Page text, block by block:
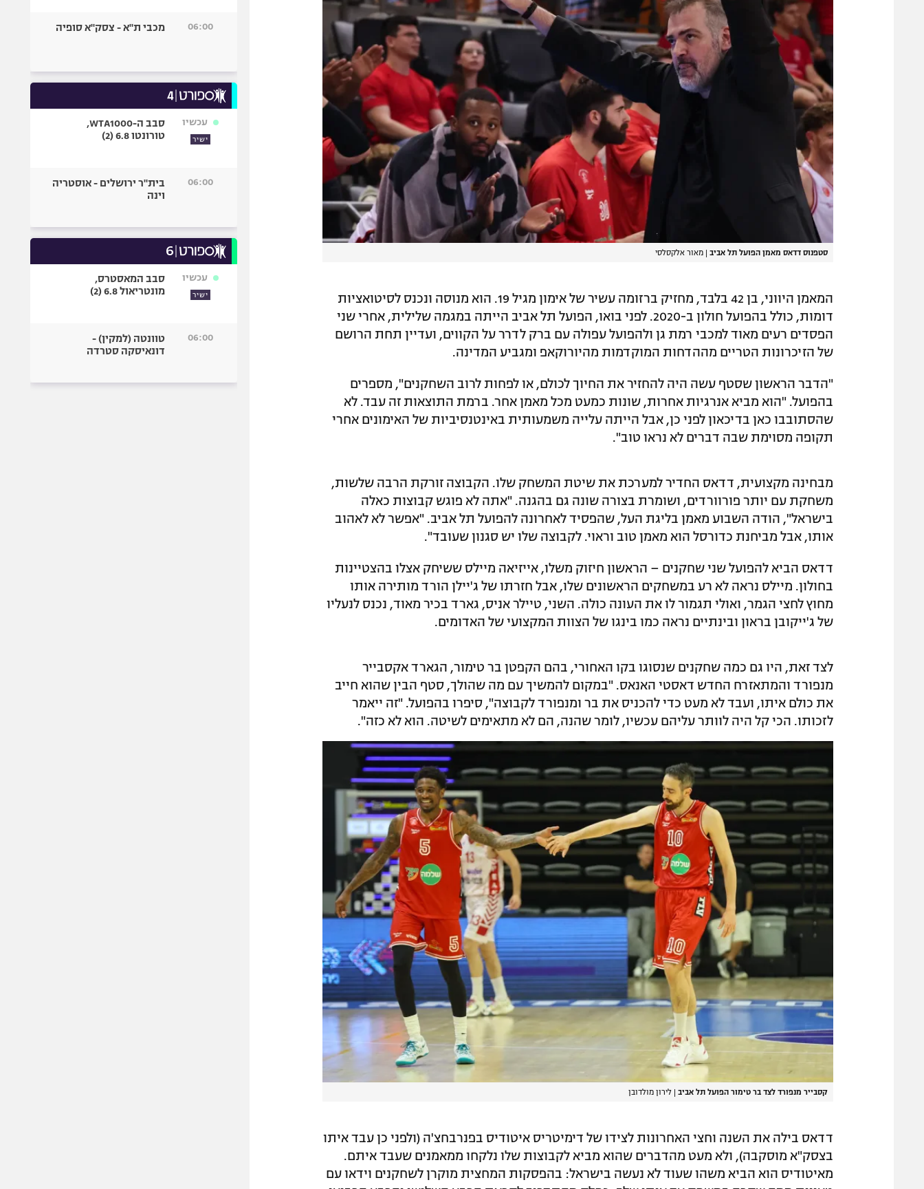
סטפנוס דדאס מאמן הפועל תל אביב | מאור אלקסלסי
המאמן היווני, בן 42 בלבד, מחזיק ברזומה עשיר של אימון מגיל 19. הוא מנוסה ונכנס לסיטואציות
דומות, כולל בהפועל חולון ב-2020. לפני בואו, הפועל תל אביב הייתה במגמה שלילית, אחרי שני
הפסדים רעים מאוד למכבי רמת גן ולהפועל עפולה עם ברק לדרר על הקווים, ועדיין תחת הרושם
של הזיכרונות הטריים מההדחות המוקדמות מהיורוקאפ ומגביע המדינה.
"הדבר הראשון שסטף עשה היה להחזיר את החיוך לכולם, או לפחות לרוב השחקנים", מספרים
בהפועל. "הוא מביא אנרגיות אחרות, שונות כמעט מכל מאמן אחר. ברמת התוצאות זה עבד. לא
שהסתובבו כאן בדיכאון לפני כן, אבל הייתה עלייה משמעותית באינטנסיביות של האימונים אחרי
תקופה מסוימת שבה דברים לא נראו טוב".
מבחינה מקצועית, דדאס החדיר למערכת את שיטת המשחק שלו. הקבוצה זורקת הרבה שלשות,
משחקת עם יותר פורוורדים, ושומרת בצורה שונה גם בהגנה. "אתה לא פוגש קבוצות כאלה
בישראל", הודה השבוע מאמן בליגת העל, שהפסיד לאחרונה להפועל תל אביב. "אפשר לא לאהוב
אותו, אבל מביחנת כדורסל הוא מאמן טוב וראוי. לקבוצה שלו יש סגנון שעובד".
דדאס הביא להפועל שני שחקנים – הראשון חיזוק משלו, אייזיאה מיילס ששיחק אצלו בהצטיינות
בחולון. מיילס נראה לא רע במשחקים הראשונים שלו, אבל חזרתו של ג'יילן הורד מותירה אותו
מחוץ לחצי הגמר, ואולי תגמור לו את העונה כולה. השני, טיילר אניס, גארד בכיר מאוד, נכנס לנעליו
של ג'ייקובן בראון ובינתיים נראה כמו בינגו של הצוות המקצועי של האדומים.
לצד זאת, היו גם כמה שחקנים שנסוגו בקו האחורי, בהם הקפטן בר טימור, הגארד אקסבייר
מנפורד והמתאזרח החדש דאסטי האנאס. "במקום להמשיך עם מה שהולך, סטף הבין שהוא חייב
את כולם איתו, ועבד לא מעט כדי להכניס את בר ומנפורד לקבוצה", סיפרו בהפועל. "זה ייאמר
לזכותו. הכי קל היה לוותר עליהם עכשיו, לומר שהנה, הם לא מתאימים לשיטה. הוא לא כזה".
קסבייר מנפורד לצד בר טימור הפועל תל אביב | לירון מולדובן
דדאס בילה את השנה וחצי האחרונות לצידו של דימיטריס איטודיס בפנרבחצ'ה (ולפני כן עבד איתו
בצסק"א מוסקבה), ולא מעט מהדברים שהוא מביא לקבוצות שלו נלקחו ממאמנים שעבד איתם.
מאיטודיס הוא הביא משהו שעוד לא נעשה בישראל: בהפסקות המחצית מוקרן לשחקנים וידאו עם
06:00 מכבי ת"א - צסק"א סופיה
עכשיו
ישיר
סבב ה-WTA1000,
טורונטו 6.8 (2)
06:00
בית"ר ירושלים - אוסטריה
וינה
עכשיו
ישיר
סבב המאסטרס,
מונטריאול 6.8 (2)
06:00
טוונטה (למקין) -
דונאיסקה סטרדה